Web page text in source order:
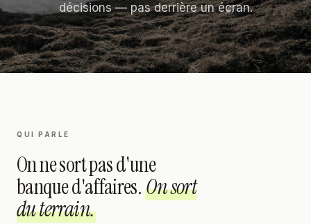
décisions — pas derrière un écran.
QUI PARLE
On ne sort pas d'une
banque d'affaires.On sort
du terrain.